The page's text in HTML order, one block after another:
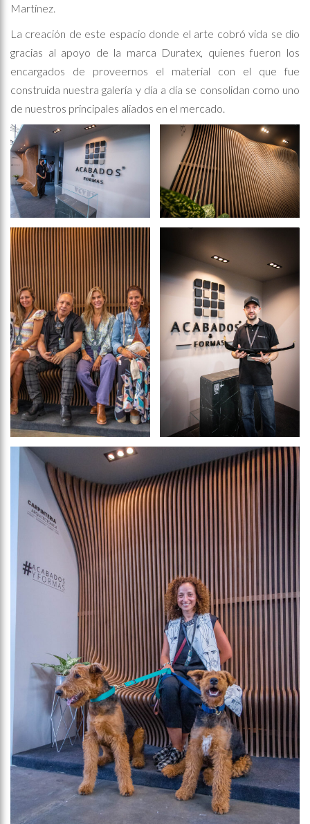
Martínez.
La creación de este espacio donde el arte cobró vida se dio
gracias al apoyo de la marca Duratex, quienes fueron los
encargados de proveernos el material con el que fue
construida nuestra galería y día a día se consolidan como uno
de nuestros principales aliados en el mercado.